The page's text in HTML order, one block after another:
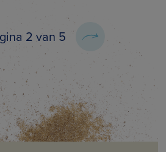
2 van 5